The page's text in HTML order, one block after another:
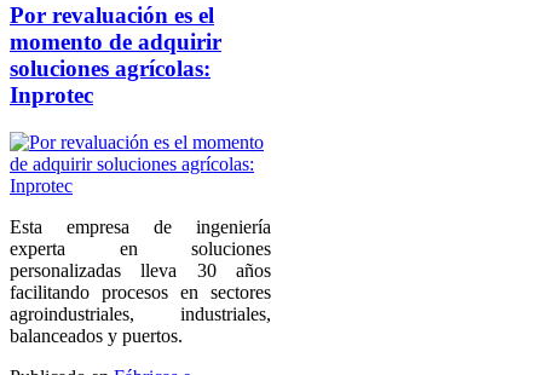
Por revaluación es el
momento de adquirir
soluciones agrícolas:
Inprotec
Esta empresa de ingeniería
experta en soluciones
personalizadas lleva 30 años
facilitando procesos en sectores
agroindustriales, industriales,
balanceados y puertos.